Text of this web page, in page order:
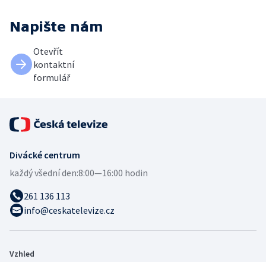
Napište nám
Otevřít
kontaktní
formulář
Divácké centrum
každý všední den:8:00—16:00 hodin
261 136 113
info@ceskatelevize.cz
Vzhled